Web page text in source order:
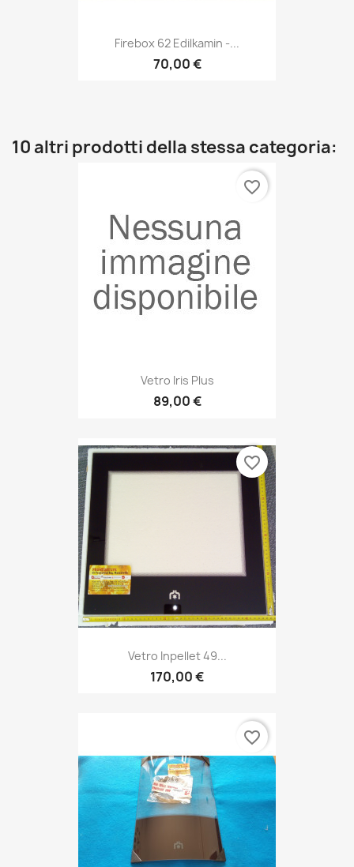
Firebox 62 Edilkamin -...
70,00 €
10 altri prodotti della stessa categoria:
Vetro Iris Plus
89,00 €
favorite_border
Vetro Inpellet 49...
170,00 €
favorite_border
favorite_border